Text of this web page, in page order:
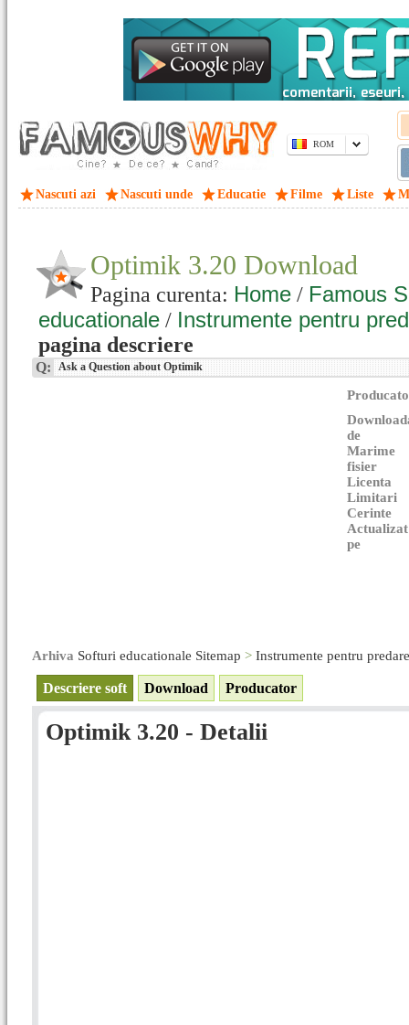
ROM
Nascuti azi Nascuti unde Educatie Filme Liste
Optimik 3.20 Download
Pagina curenta: Home / Famous
educationale / Instrumente pentru
pagina descriere
Q: Ask a Question about Optimik
de
Marime
fisier
Licenta
Limitari
Cerinte
Actualizat
pe
Arhiva Softuri educationale Sitemap > Instrumente pentru
Descriere soft Download Producator
Optimik 3.20 - Detalii